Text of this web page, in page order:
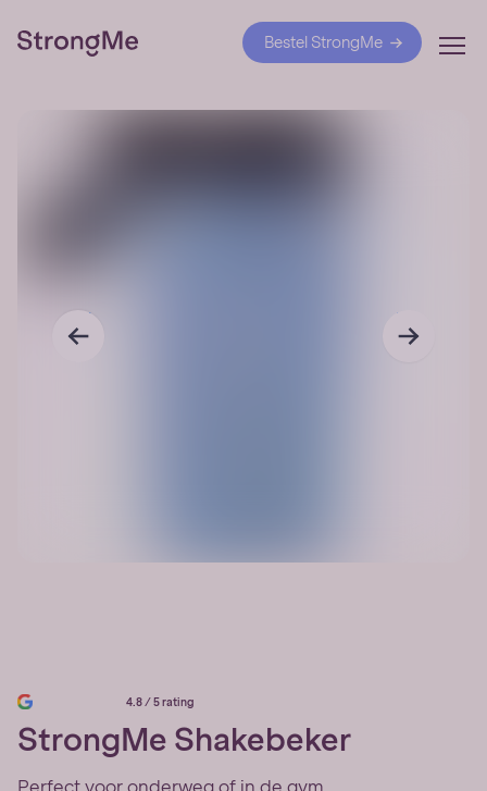
Bestel StrongMe
4.8 / 5 rating
StrongMe Shakebeker
Perfect voor onderweg of in de gym.